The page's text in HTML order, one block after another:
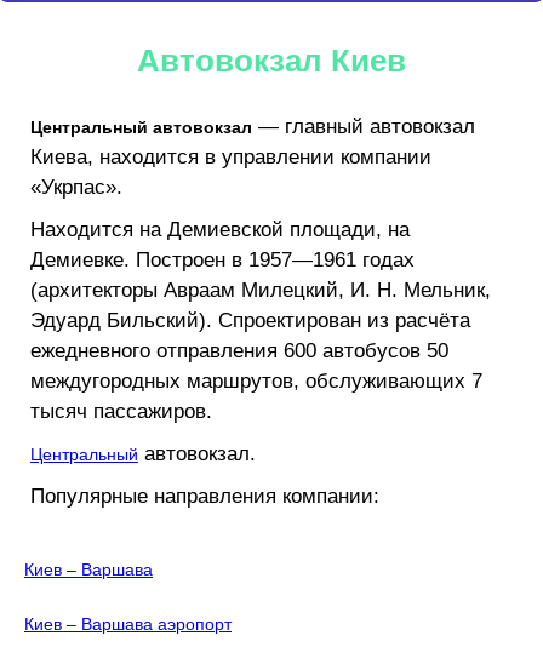
Автовокзал Киев
Центральный автовокзал — главный автовокзал
Киева, находится в управлении компании
«Укрпас».
Находится на Демиевской площади, на
Демиевке. Построен в 1957—1961 годах
(архитекторы Авраам Милецкий, И. Н. Мельник,
Эдуард Бильский). Спроектирован из расчёта
ежедневного отправления 600 автобусов 50
междугородных маршрутов, обслуживающих 7
тысяч пассажиров.
Центральный автовокзал.
Популярные направления компании:
Киев – Варшава
Киев – Варшава аэропорт